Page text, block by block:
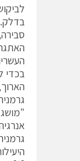
בכדי